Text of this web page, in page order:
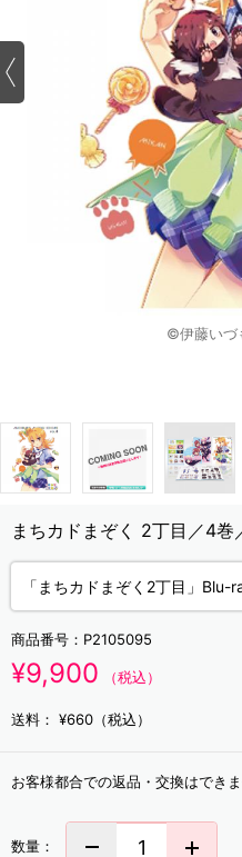
©伊藤いづ
まちカドまぞく 2丁目／4
「まちカドまぞく2丁目」Blu-
商品番号： P2105095
¥9,900 （税込）
送料： ¥660（税込）
お客様都合での返品・交換はできま
数量：